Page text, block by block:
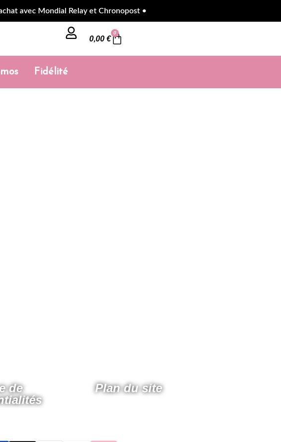
avec Mondial Relay et Chronopost •
0,00 €
0
Fidélité
de
Plan du site